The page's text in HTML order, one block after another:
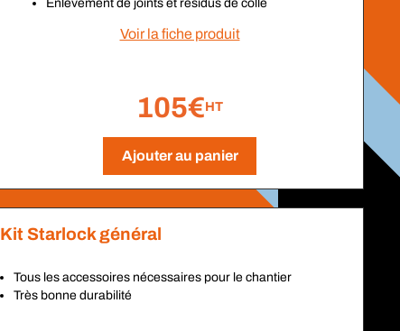
Enlèvement de joints et résidus de colle
Voir la fiche produit
105€HT
Ajouter au panier
Kit Starlock général
Tous les accessoires nécessaires pour le chantier
Très bonne durabilité